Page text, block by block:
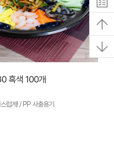
흑색 100개
럽게! / PP 사출용기